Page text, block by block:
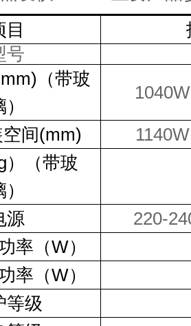
目
号
（带玻
1040W
间(mm) 1140W
）（带玻
源
220-
率（W）
率（W）
等级